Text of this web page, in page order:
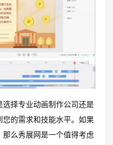
择专业动画制作公司还是
的需求和技能水平。如果
么秀展网是一个值得考虑